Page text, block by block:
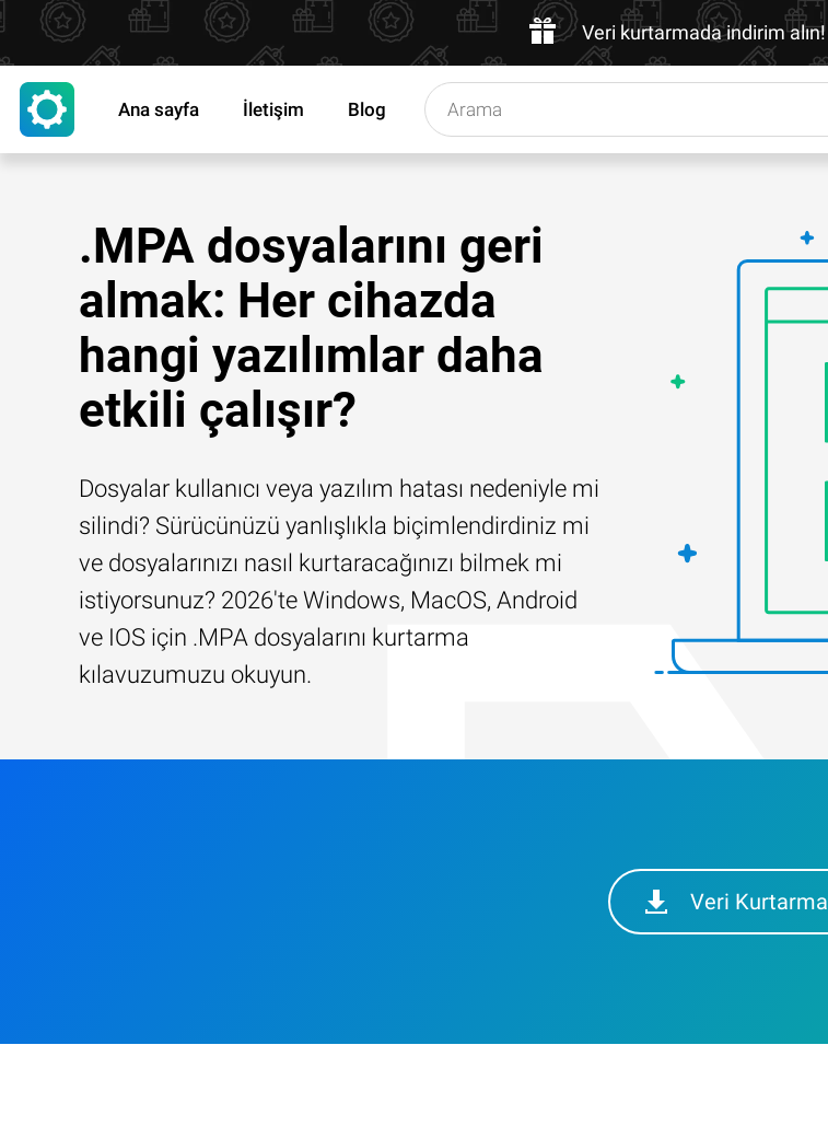
Veri kurtarmada indirim alın!
Ana sayfa İletişim Blog
.MPA dosyalarını geri
almak: Her cihazda
hangi yazılımlar daha
etkili çalışır?
Dosyalar kullanıcı veya yazılım hatası nedeniyle mi
silindi? Sürücünüzü yanlışlıkla biçimlendirdiniz mi
ve dosyalarınızı nasıl kurtaracağınızı bilmek mi
istiyorsunuz? 2026'te Windows, MacOS, Android
ve IOS için .MPA dosyalarını kurtarma
kılavuzumuzu okuyun.
Veri Kurtarma